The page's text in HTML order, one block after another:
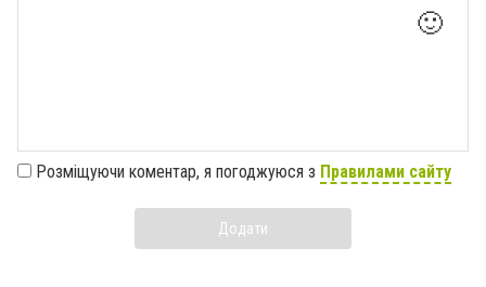
🙂
Розміщуючи коментар, я погоджуюся з Правилами сайту
Додати